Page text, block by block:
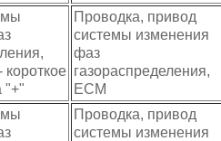
короткое
"+"
Проводка, привод
системы изменения
фаз
газораспределения,
ECM
Проводка, привод
системы изменения